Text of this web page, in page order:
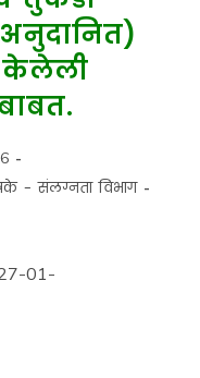
केलेली
- संलग्नता विभाग
01-